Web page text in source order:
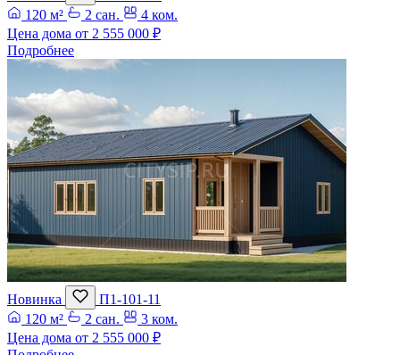
120 м²
2 сан.
4 ком.
Цена дома от 2 555 000 ₽
Подробнее
Новинка
П1-101-11
120 м²
2 сан.
3 ком.
Цена дома от 2 555 000 ₽